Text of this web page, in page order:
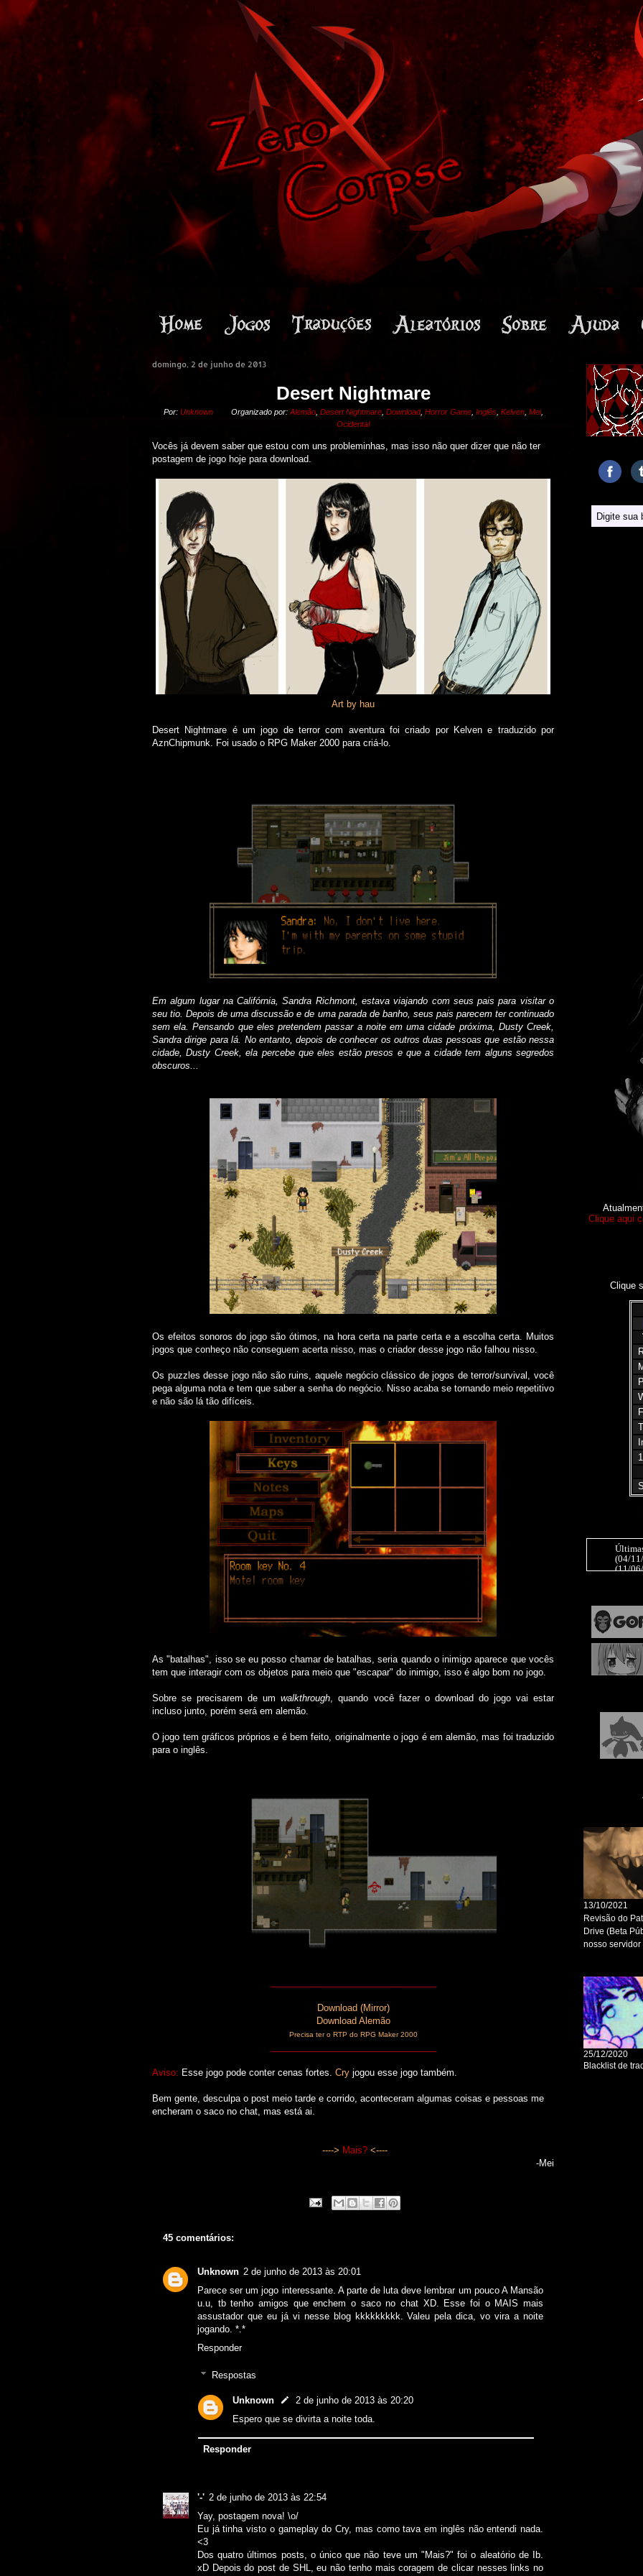
domingo, 2 de junho de 2013
Desert Nightmare
Por: Unknown Organizado por: Alemão, Desert Nightmare, Download, Horror Game, Inglês, Kelven, Mei,
Ocidental
Vocês já devem saber que estou com uns probleminhas, mas isso não quer dizer que não ter
postagem de jogo hoje para download.
Art by hau
Desert Nightmare é um jogo de terror com aventura foi criado por Kelven e traduzido por
AznChipmunk. Foi usado o RPG Maker 2000 para criá-lo.
Em algum lugar na Califórnia, Sandra Richmont, estava viajando com seus pais para visitar o
seu tio. Depois de uma discussão e de uma parada de banho, seus pais parecem ter continuado
sem ela. Pensando que eles pretendem passar a noite em uma cidade próxima, Dusty Creek,
Sandra dirige para lá. No entanto, depois de conhecer os outros duas pessoas que estão nessa
cidade, Dusty Creek, ela percebe que eles estão presos e que a cidade tem alguns segredos
obscuros...
Os efeitos sonoros do jogo são ótimos, na hora certa na parte certa e a escolha certa. Muitos
jogos que conheço não conseguem acerta nisso, mas o criador desse jogo não falhou nisso.
Os puzzles desse jogo não são ruins, aquele negócio clássico de jogos de terror/survival, você
pega alguma nota e tem que saber a senha do negócio. Nisso acaba se tornando meio repetitivo
e não são lá tão difíceis.
As "batalhas", isso se eu posso chamar de batalhas, seria quando o inimigo aparece que vocês
tem que interagir com os objetos para meio que "escapar" do inimigo, isso é algo bom no jogo.
Sobre se precisarem de umwalkthrough, quando você fazer o download do jogo vai estar
incluso junto, porém será em alemão.
O jogo tem gráficos próprios e é bem feito, originalmente o jogo é em alemão, mas foi traduzido
para o inglês.
Download (Mirror)
Download Alemão
Precisa ter o RTP do RPG Maker 2000
Aviso: Esse jogo pode conter cenas fortes. Cry jogou esse jogo também.
Bem gente, desculpa o post meio tarde e corrido, aconteceram algumas coisas e pessoas me
encheram o saco no chat, mas está ai.
----> Mais?<----
-Mei
45 comentários:
Unknown 2 de junho de 2013 às 20:01
Parece ser um jogo interessante. A parte de luta deve lembrar um pouco A Mansão
u.u, tb tenho amigos que enchem o saco no chat XD. Esse foi o MAIS mais
assustador que eu já vi nesse blog kkkkkkkkk. Valeu pela dica, vo vira a noite
jogando. *.*
Responder
Respostas
Unknown
2 de junho de 2013 às 20:20
Espero que se divirta a noite toda.
Responder
'-' 2 de junho de 2013 às 22:54
Yay, postagem nova! \o/
Eu já tinha visto o gameplay do Cry, mas como tava em inglês não entendi nada.
<3
Dos quatro últimos posts, o único que não teve um "Mais?" foi o aleatório de Ib.
xD Depois do post de SHL, eu não tenho mais coragem de clicar nesses links no
Clique aqui
Clique
(04/
(11/
(20/
come
(07/
End
those
(01/
(03/
Nº1
(22/
(17/
(13/
(29/
(22/
(13/
(02/